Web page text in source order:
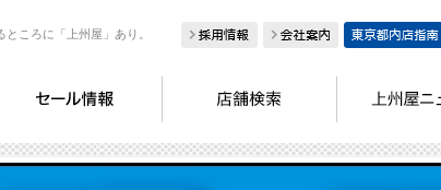
ころに「上州屋」あり。